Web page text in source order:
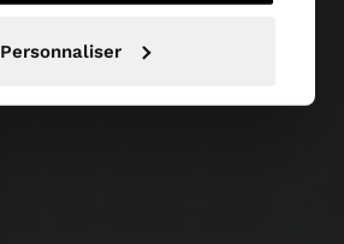
Personnaliser